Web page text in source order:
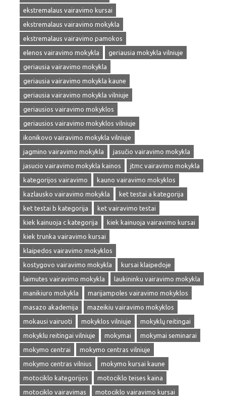
ekstremalaus vairavimo kursai
ekstremalaus vairavimo mokykla
ekstremalaus vairavimo pamokos
elenos vairavimo mokykla
geriausia mokykla vilniuje
geriausia vairavimo mokykla
geriausia vairavimo mokykla kaune
geriausia vairavimo mokykla vilniuje
geriausios vairavimo mokyklos
geriausios vairavimo mokyklos vilniuje
ikonikovo vairavimo mokykla vilniuje
jagmino vairavimo mokykla
jasučio vairavimo mokykla
jasucio vairavimo mokykla kainos
jtmc vairavimo mokykla
kategorijos vairavimo
kauno vairavimo mokyklos
kazlausko vairavimo mokykla
ket testai a kategorija
ket testai b kategorija
ket vairavimo testai
kiek kainuoja c kategorija
kiek kainuoja vairavimo kursai
kiek trunka vairavimo kursai
klaipedos vairavimo mokyklos
kostygovo vairavimo mokykla
kursai klaipedoje
laimutes vairavimo mokykla
laukininku vairavimo mokykla
manikiuro mokykla
marijampoles vairavimo mokyklos
masazo akademija
mazeikiu vairavimo mokyklos
mokausi vairuoti
mokyklos vilniuje
mokyklų reitingai
mokyklu reitingai vilniuje
mokymai
mokymai seminarai
mokymo centrai
mokymo centras vilniuje
mokymo centras vilnius
mokymo kursai kaune
motociklo kategorijos
motociklo teises kaina
motociklo vairavimas
motociklo vairavimo kursai